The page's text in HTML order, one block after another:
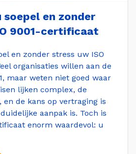
soepel en zonder
9001-certificaat
en zonder stress uw ISO
organisaties willen aan de
maar weten niet goed waar
lijken complex, de
de kans op vertraging is
aanpak is. Toch is
enorm waardevol: u